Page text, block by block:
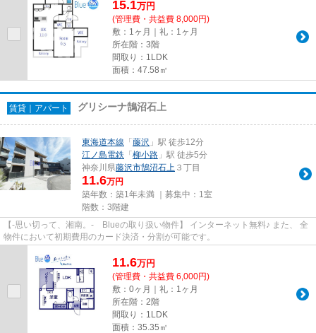
15.1万円
(管理費・共益費 8,000円)
敷：1ヶ月｜礼：1ヶ月
所在階：3階
間取り：1LDK
面積：47.58㎡
賃貸｜アパート グリシーナ鵠沼石上
東海道本線 「 藤沢 」駅 徒歩12分
江ノ島電鉄 「 柳小路 」駅 徒歩5分
神奈川県藤沢市鵠沼石上 ３丁目
11.6万円
築年数：築1年未満 ｜募集中： 1室
階数：3階建
【-思い切って、湘南。- Blueの取り扱い物件】 インターネット無料♪ また、 全
物件において初期費用のカード決済・分割が可能です。
11.6万円
(管理費・共益費 6,000円)
敷：0ヶ月｜礼：1ヶ月
所在階：2階
間取り：1LDK
面積：35.35㎡